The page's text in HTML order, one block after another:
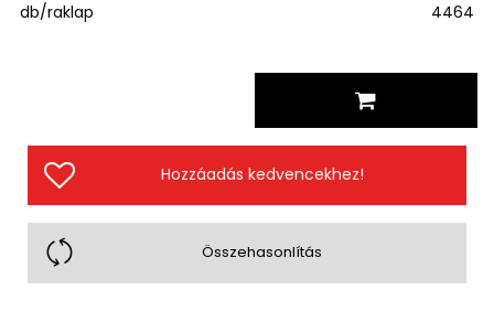
db/raklap
4464
Hozzáadás kedvencekhez!
Összehasonlítás